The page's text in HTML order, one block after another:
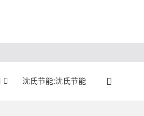
沈氏节能:沈氏节能